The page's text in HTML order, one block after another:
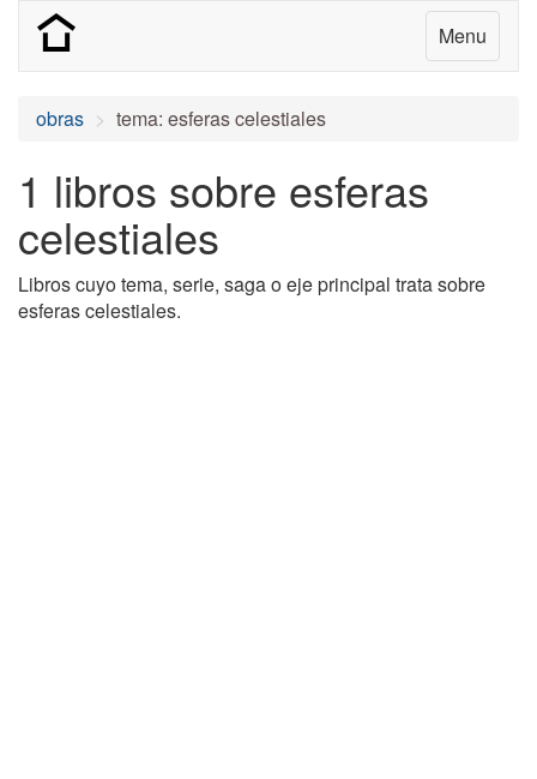
Menu
obras tema: esferas celestiales
1 libros sobre esferas
celestiales
Libros cuyo tema, serie, saga o eje principal trata sobre
esferas celestiales.